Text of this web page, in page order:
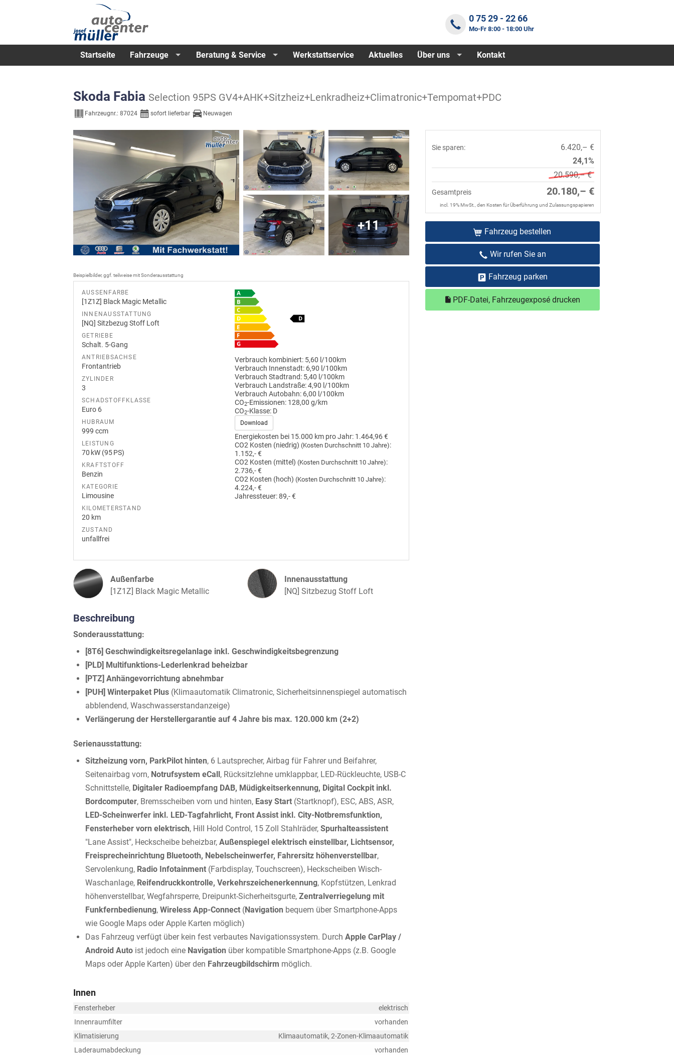
0 75 29 - 22 66
Mo-Fr 8:00 - 18:00 Uhr
Startseite Fahrzeuge Beratung & Service Werkstattservice Aktuelles Über uns Kontakt
Skoda Fabia Selection 95PS GV4+AHK+Sitzheiz+Lenkradheiz+Climatronic+Tempomat+PDC
Fahrzeugnr.: 87024 sofort lieferbar Neuwagen
Sie sparen:
6.420,– €
24,1%
20.590,– €
Gesamtpreis 20.180,– €
incl. 19% MwSt., den Kosten für Überführung und Zulassungspapieren
Fahrzeug bestellen
Wir rufen Sie an
Fahrzeug parken
PDF-Datei, Fahrzeugexposé drucken
+11
Beispielbilder, ggf. teilweise mit Sonderausstattung
AUSSENFARBE
[1Z1Z] Black Magic Metallic
INNENAUSSTATTUNG
[NQ] Sitzbezug Stoff Loft
GETRIEBE
Schalt. 5-Gang
ANTRIEBSACHSE
Frontantrieb
ZYLINDER
3
SCHADSTOFFKLASSE
Euro 6
HUBRAUM
999 ccm
LEISTUNG
70 kW (95 PS)
KRAFTSTOFF
Benzin
KATEGORIE
Limousine
KILOMETERSTAND
20 km
ZUSTAND
unfallfrei
Verbrauch kombiniert: 5,60 l/100km
Verbrauch Innenstadt: 6,90 l/100km
Verbrauch Stadtrand: 5,40 l/100km
Verbrauch Landstraße:4,90 l/100km
Verbrauch Autobahn: 6,00 l/100km
CO2-Emissionen: 128,00 g/km
CO2-Klasse: D
Download
Energiekosten bei 15.000 km pro Jahr: 1.464,96 €
CO2 Kosten (niedrig)(Kosten Durchschnitt 10 Jahre):
1.152,- €
CO2 Kosten (mittel)(Kosten Durchschnitt 10 Jahre):
2.736,- €
CO2 Kosten (hoch)(Kosten Durchschnitt 10 Jahre):
4.224,- €
Jahressteuer:89,- €
Außenfarbe
[1Z1Z] Black Magic Metallic
Innenausstattung
Innenausstattung
[NQ] Sitzbezug Stoff Loft
Beschreibung
Sonderausstattung:
[8T6] Geschwindigkeitsregelanlage inkl. Geschwindigkeitsbegrenzung
[PLD] Multifunktions-Lederlenkrad beheizbar
[PTZ] Anhängevorrichtung abnehmbar
[PUH] Winterpaket Plus (Klimaautomatik Climatronic, Sicherheitsinnenspiegel automatisch
abblendend, Waschwasserstandanzeige)
Verlängerung der Herstellergarantie auf 4 Jahre bis max. 120.000 km (2+2)
Serienausstattung:
Sitzheizung vorn, ParkPilot hinten, 6 Lautsprecher, Airbag für Fahrer und Beifahrer,
Seitenairbag vorn, Notrufsystem eCall , Rücksitzlehne umklappbar, LED-Rückleuchte, USB-C
Schnittstelle, Digitaler Radioempfang DAB, Müdigkeitserkennung, Digital Cockpit inkl.
Bordcomputer, Bremsscheiben vorn und hinten, Easy Start (Startknopf), ESC, ABS, ASR,
LED-Scheinwerfer inkl. LED-Tagfahrlicht, Front Assist inkl. City-Notbremsfunktion,
Fensterheber vorn elektrisch, Hill Hold Control, 15 Zoll Stahlräder, Spurhalteassistent
"Lane Assist", Heckscheibe beheizbar, Außenspiegel elektrisch einstellbar, Lichtsensor,
Freisprecheinrichtung Bluetooth, Nebelscheinwerfer, Fahrersitz höhenverstellbar,
Servolenkung, Radio Infotainment (Farbdisplay, Touchscreen), Heckscheiben Wisch-
Waschanlage, Reifendruckkontrolle, Verkehrszeichenerkennung, Kopfstützen, Lenkrad
höhenverstellbar, Wegfahrsperre, Dreipunkt-Sicherheitsgurte, Zentralverriegelung mit
Funkfernbedienung, Wireless App-Connect (Navigation bequem über Smartphone-Apps
wie Google Maps oder Apple Karten möglich)
Das Fahrzeug verfügt über kein fest verbautes Navigationssystem. Durch Apple CarPlay /
Android Auto ist jedoch eine Navigation über kompatible Smartphone-Apps (z.B. Google
Maps oder Apple Karten) über den Fahrzeugbildschirm möglich.
Innen
Fensterheber
elektrisch
Innenraumfilter
vorhanden
Klimatisierung
Klimaautomatik, 2-Zonen-Klimaautomatik
Laderaumabdeckung
vorhanden